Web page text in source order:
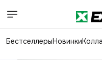
БестселлерыНовинки